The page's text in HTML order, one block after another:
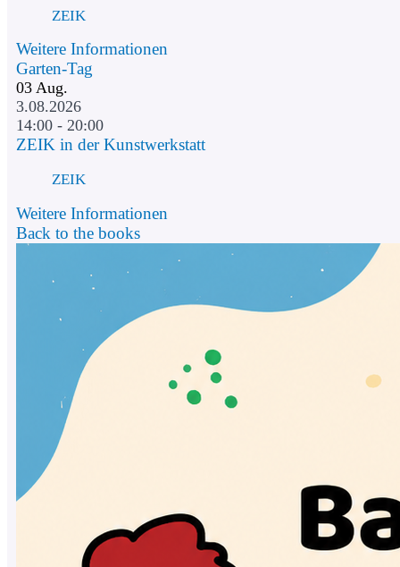
ZEIK
Weitere Informationen
Garten-Tag
03 Aug.
3.08.2026
14:00 - 20:00
ZEIK in der Kunstwerkstatt
ZEIK
Weitere Informationen
Back to the books